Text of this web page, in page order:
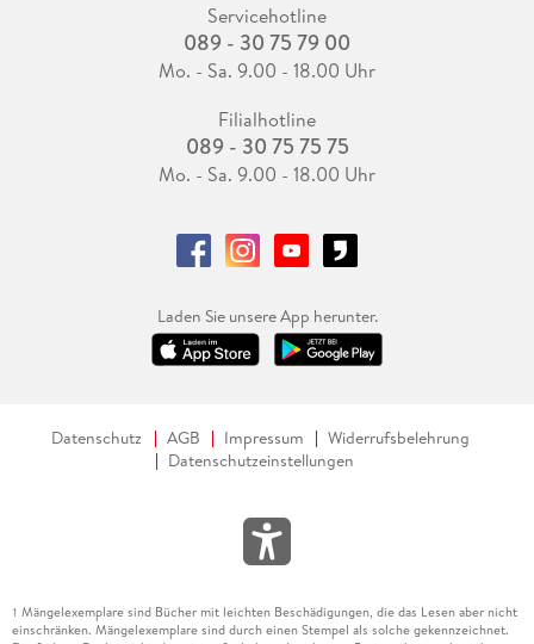
Servicehotline
089 - 30 75 79 00
Mo. - Sa. 9.00 - 18.00 Uhr
Filialhotline
089 - 30 75 75 75
Mo. - Sa. 9.00 - 18.00 Uhr
Laden Sie unsere App herunter.
Datenschutz AGB Impressum
Widerrufsbelehrung
Datenschutzeinstellungen
1 Mängelexemplare sind Bücher mit leichten Beschädigungen, die das Lesen aber nicht
einschränken. Mängelexemplare sind durch einen Stempel als solche gekennzeichnet.